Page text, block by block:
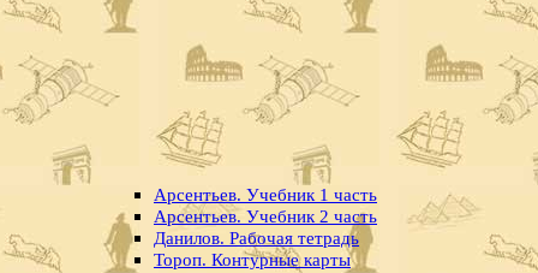
Арсентьев. Учебник 1 часть
Арсентьев. Учебник 2 часть
Данилов. Рабочая тетрадь
Тороп. Контурные карты